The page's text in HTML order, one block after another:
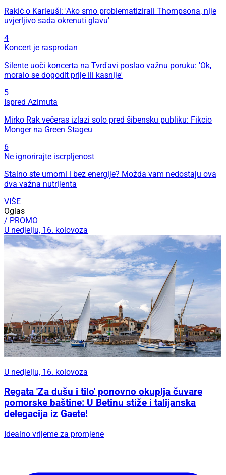
Rakić o Karleuši: 'Ako smo problematizirali Thompsona, nije
uvjerljivo sada okrenuti glavu'
4
Koncert je rasprodan
Silente uoči koncerta na Tvrđavi poslao važnu poruku: 'Ok,
moralo se dogodit prije ili kasnije'
5
Ispred Azimuta
Mirko Rak večeras izlazi solo pred šibensku publiku: Fikcio
Monger na Green Stageu
6
Ne ignorirajte iscrpljenost
Stalno ste umorni i bez energije? Možda vam nedostaju ova
dva važna nutrijenta
VIŠE
Oglas
/ PROMO
U nedjelju, 16. kolovoza
U nedjelju, 16. kolovoza
Regata 'Za dušu i tilo' ponovno okuplja čuvare
pomorske baštine: U Betinu stiže i talijanska
delegacija iz Gaete!
Idealno vrijeme za promjene